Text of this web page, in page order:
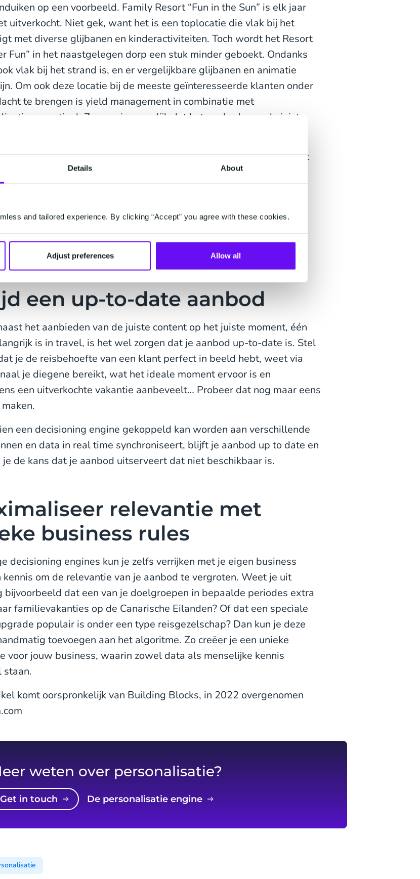
Details About
and tailored experience. By clicking “Accept” you agree with these cookies.
Adjust preferences Allow all
op een voorbeeld. Family Resort “Fun in the Sun” is elk jaar
uitverkocht. Niet gek, want het is een toplocatie die vlak bij het
met diverse glijbanen en kinderactiviteiten. Toch wordt het Resort
Fun” in het naastgelegen dorp een stuk minder geboekt. Ondanks
vlak bij het strand is, en er vergelijkbare glijbanen en animatie
Om ook deze locatie bij de meeste geïnteresseerde klanten onder
te brengen is yield management in combinatie met
essentieel. Zo zorg je namelijk dat het aanbod naar de juiste
dat een vakantie, reis of accommodatie in een periode verkocht
het algoritme van een decisioning engine in de berekeningen
doet het onder andere op basis van historische data en diverse
ontwikkelingen of prijsstijgingen. Mocht een situatie
dan speelt het algoritme daar direct op in. Bijvoorbeeld door
items alsnog voorrang te geven of een incentive aan te bieden.
een up-to-date aanbod
het aanbieden van de juiste content op het juiste moment, één
is in travel, is het wel zorgen dat je aanbod up-to-date is. Stel
je de reisbehoefte van een klant perfect in beeld hebt, weet via
je diegene bereikt, wat het ideale moment ervoor is en
een uitverkochte vakantie aanbeveelt… Probeer dat nog maar eens
een decisioning engine gekoppeld kan worden aan verschillende
en data in real time synchroniseert, blijft je aanbod up to date en
de kans dat je aanbod uitserveert dat niet beschikbaar is.
relevantie met
business rules
decisioning engines kun je zelfs verrijken met je eigen business
kennis om de relevantie van je aanbod te vergroten. Weet je uit
bijvoorbeeld dat een van je doelgroepen in bepaalde periodes extra
familievakanties op de Canarische Eilanden? Of dat een speciale
populair is onder een type reisgezelschap? Dan kun je deze
toevoegen aan het algoritme. Zo creëer je een unieke
voor jouw business, waarin zowel data als menselijke kennis
staan.
komt oorspronkelijk van Building Blocks, in 2022 overgenomen
weten over personalisatie?
Get in touch De personalisatie engine